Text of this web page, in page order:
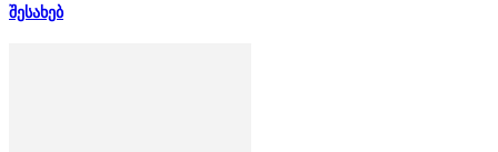
შესახებ